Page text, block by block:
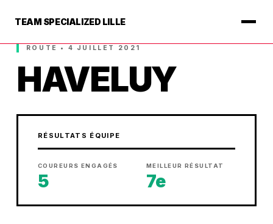
TEAM SPECIALIZED LILLE
ROUTE • 4 JUILLET 2021
HAVELUY
RÉSULTATS ÉQUIPE
COUREURS ENGAGÉS
5
MEILLEUR RÉSULTAT
7e